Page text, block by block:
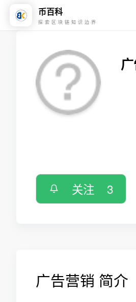
币百科
探索区块链知识边界
关注 3
广告营销 简介